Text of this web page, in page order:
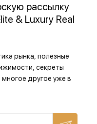
рассылку
& Luxury Real
рынка, полезные
секреты
другое уже в